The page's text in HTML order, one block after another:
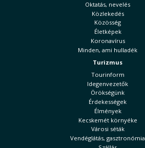
Oktatás, nevelés
Közlekedés
Közösség
Életképek
Koronavírus
Minden, ami hulladék
Turizmus
Tourinform
Idegenvezetők
Örökségünk
Érdekességek
Élmények
Kecskemét környéke
Városi séták
Vendéglátás, gasztronómia